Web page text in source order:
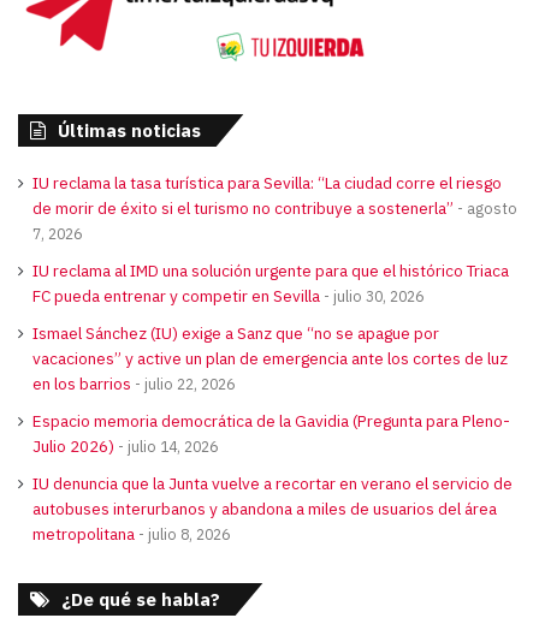
Últimas noticias
IU reclama la tasa turística para Sevilla: “La ciudad corre el riesgo
de morir de éxito si el turismo no contribuye a sostenerla”
agosto
7, 2026
IU reclama al IMD una solución urgente para que el histórico Triaca
FC pueda entrenar y competir en Sevilla
julio 30, 2026
Ismael Sánchez (IU) exige a Sanz que “no se apague por
vacaciones” y active un plan de emergencia ante los cortes de luz
en los barrios
julio 22, 2026
Espacio memoria democrática de la Gavidia (Pregunta para Pleno-
Julio 2026)
julio 14, 2026
IU denuncia que la Junta vuelve a recortar en verano el servicio de
autobuses interurbanos y abandona a miles de usuarios del área
metropolitana
julio 8, 2026
¿De qué se habla?